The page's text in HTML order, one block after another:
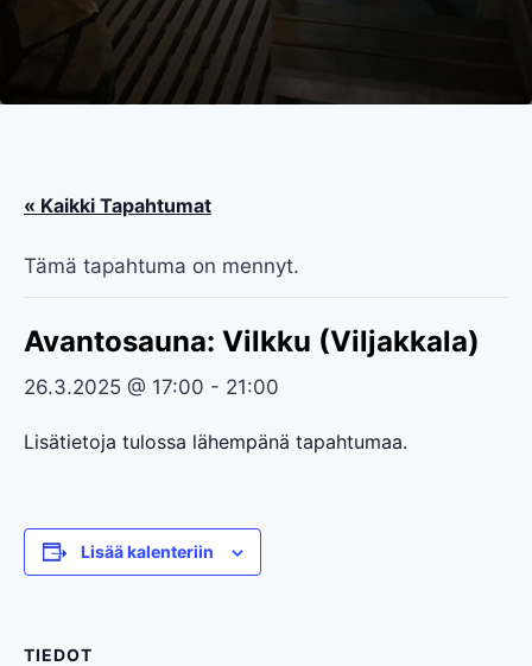
« Kaikki Tapahtumat
Tämä tapahtuma on mennyt.
Avantosauna: Vilkku (Viljakkala)
26.3.2025 @ 17:00 - 21:00
Lisätietoja tulossa lähempänä tapahtumaa.
Lisää kalenteriin
TIEDOT